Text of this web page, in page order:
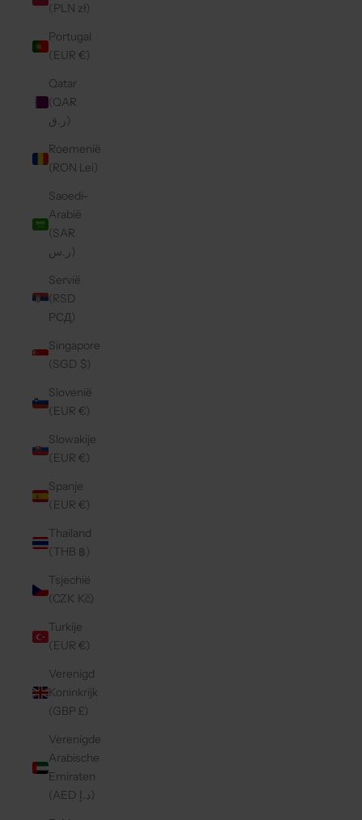
(PLN zł)
Portugal
(EUR €)
Qatar
(QAR
ر.ق)
Roemenië
(RON Lei)
Saoedi-
Arabië
(SAR
ر.س)
Servië
(RSD
РСД)
Singapore
(SGD $)
Slovenië
(EUR €)
Slowakije
(EUR €)
Spanje
(EUR €)
Thailand
(THB ฿)
Tsjechië
(CZK Kč)
Turkije
(EUR €)
Verenigd
Koninkrijk
(GBP £)
Verenigde
Arabische
Emiraten
(AED د.إ)